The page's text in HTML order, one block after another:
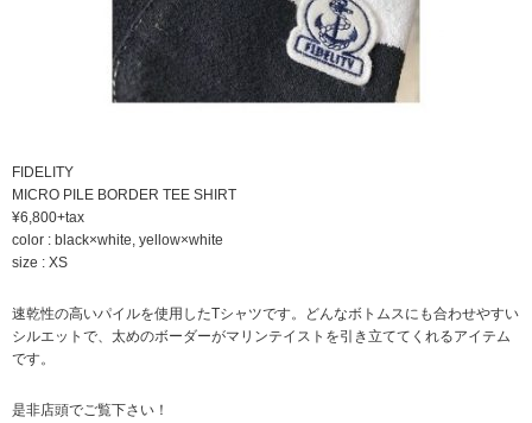
FIDELITY
MICRO PILE BORDER TEE SHIRT
¥6,800+tax
color : black×white, yellow×white
size : XS
速乾性の高いパイルを使用したTシャツです。どんなボトムスにも合わせやすい
シルエットで、太めのボーダーがマリンテイストを引き立ててくれるアイテム
です。
是非店頭でご覧下さい！